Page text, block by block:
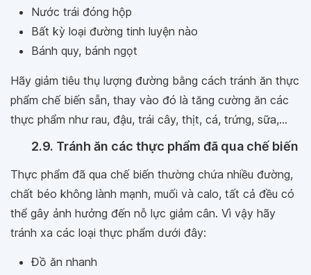
Nước trái đóng hộp
Bất kỳ loại đường tinh luyện nào
Bánh quy, bánh ngọt
Hãy giảm tiêu thụ lượng đường bằng cách tránh ăn thực
phẩm chế biến sẵn, thay vào đó là tăng cường ăn các
thực phẩm như rau, đậu, trái cây, thịt, cá, trứng, sữa,...
2.9. Tránh ăn các thực phẩm đã qua chế biến
Thực phẩm đã qua chế biến thường chứa nhiều đường,
chất béo không lành mạnh, muối và calo, tất cả đều có
thể gây ảnh hưởng đến nỗ lực giảm cân. Vì vậy hãy
tránh xa các loại thực phẩm dưới đây:
Đồ ăn nhanh